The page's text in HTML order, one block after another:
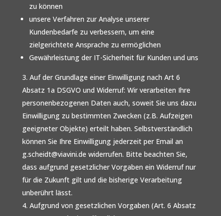
zu können
unsere Verfahren zur Analyse unserer
Kundenbedarfe zu verbessern, um eine
zielgerichtete Ansprache zu ermöglichen
Gewährleistung der IT-Sicherheit für Kunden und uns
Auf der Grundlage einer Einwilligung nach Art 6
Absatz 1a DSGVO und Widerruf: Wir verarbeiten Ihre
personenbezogenen Daten auch, soweit Sie uns dazu
Einwilligung zu bestimmten Zwecken (z.B. Aufzeigen
geeigneter Objekte) erteilt haben. Selbstverständlich
können Sie Ihre Einwilligung jederzeit per Email an
g.scheidt@viavini.de widerrufen. Bitte beachten Sie,
dass aufgrund gesetzlicher Vorgaben ein Widerruf nur
für die Zukunft gilt und die bisherige Verarbeitung
unberührt lässt.
Aufgrund von gesetzlichen Vorgaben (Art. 6 Absatz